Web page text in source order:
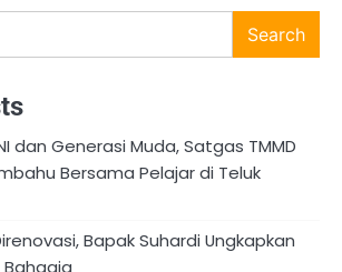
Search
dan Generasi Muda, Satgas TMMD
Bersama Pelajar di Teluk
Bapak Suhardi Ungkapkan
Bahagia